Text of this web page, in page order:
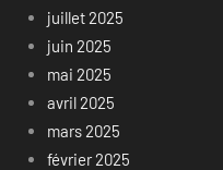
juillet 2025
juin 2025
mai 2025
avril 2025
mars 2025
février 2025